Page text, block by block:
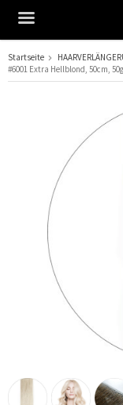
Das
Startseite
#6001 Extra Hellblond, 50cm,